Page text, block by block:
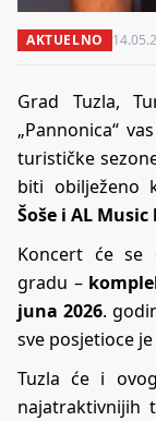
AKTUELNO
Grad Tuzla,
„Pannonica“
turističke
biti obilježeno
Šoše i AL Music
Koncert će se
gradu –
juna 2026.
sve posjetioce
Tuzla će i
najatraktivnijih